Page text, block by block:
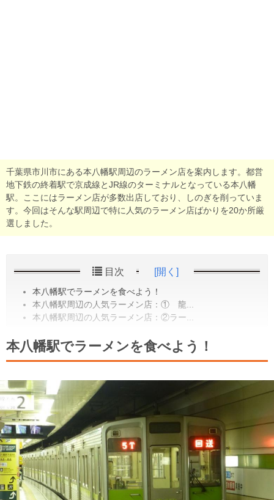
千葉県市川市にある本八幡駅周辺のラーメン店を案内します。都営
地下鉄の終着駅で京成線とJR線のターミナルとなっている本八幡
駅。ここにはラーメン店が多数出店しており、しのぎを削っていま
す。今回はそんな駅周辺で特に人気のラーメン店ばかりを20か所厳
選しました。
目次 [開く]
本八幡駅でラーメンを食べよう！
本八幡駅周辺の人気ラーメン店：① 龍...
本八幡駅周辺の人気ラーメン店：②ラー...
本八幡駅でラーメンを食べよう！